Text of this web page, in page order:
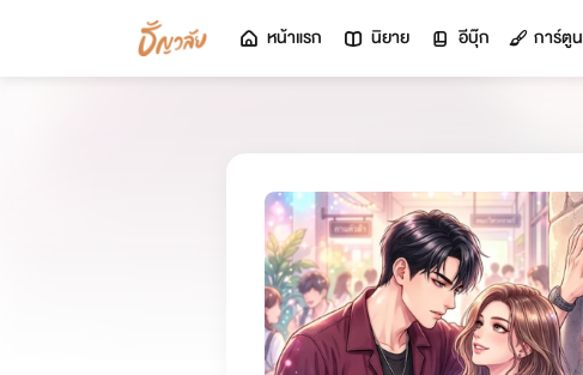
หน้าแรก นิยาย อีบุ๊ก การ์ตูน